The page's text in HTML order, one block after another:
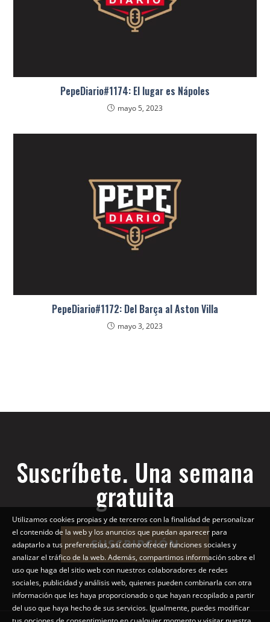
PepeDiario#1174: El lugar es Nápoles
mayo 5, 2023
PepeDiario#1172: Del Barça al Aston Villa
mayo 3, 2023
Suscríbete. Una semana
gratuita
SUSCRIPCIÓN
Utilizamos cookies propias y de terceros con la finalidad de personalizar
el contenido de la web y los anuncios que puedan aparecer para
adaptarlo a tus preferencias, así como ofrecer funciones sociales y
analizar el tráfico de la web. Además, compartimos información sobre el
uso que haga del sitio web con nuestros colaboradores de redes
sociales, publicidad y análisis web, quienes pueden combinarla con otra
información que les haya proporcionado o que hayan recopilado a partir
del uso que haya hecho de sus servicios. Igualmente, puedes modificar